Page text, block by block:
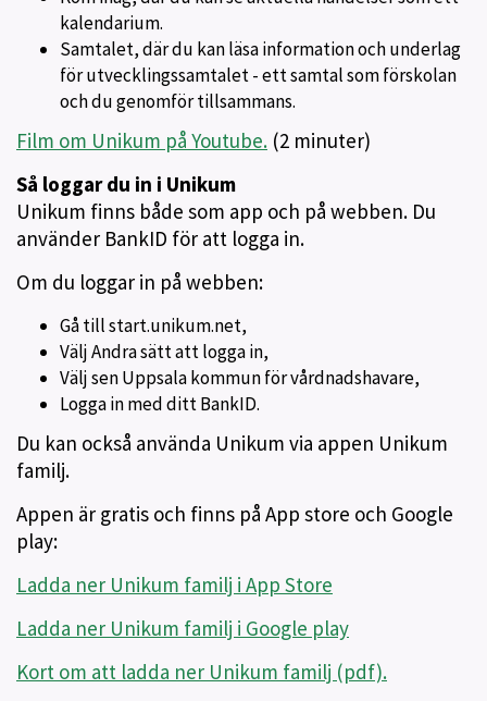
kalendarium.
Samtalet, där du kan läsa information och underlag
för utvecklingssamtalet - ett samtal som förskolan
och du genomför tillsammans.
Film om Unikum på Youtube. (2 minuter)
Så loggar du in i Unikum
Unikum finns både som app och på webben. Du
använder BankID för att logga in.
Om du loggar in på webben:
Gå till start.unikum.net,
Välj Andra sätt att logga in,
Välj sen Uppsala kommun för vårdnadshavare,
Logga in med ditt BankID.
Du kan också använda Unikum via appen Unikum
familj.
Appen är gratis och finns på App store och Google
play:
Ladda ner Unikum familj i App Store
Ladda ner Unikum familj i Google play
Kort om att ladda ner Unikum familj (pdf).